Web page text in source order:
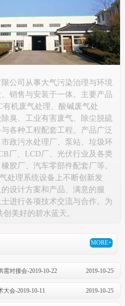
司从事大气污染治理与环境
销售与安装于一体。主要产品
机废气处理、酸碱废气处
臭、工业有害废气、除尘脱硫
各种工程配套工程。产品广泛
政污水处理厂、泵站、垃圾环
厂、LCD厂、光伏行业及各类
胶厂、汽车零部件配套厂等。
理系统设备上不断创新发
设计方案和产品、满意的服
进行各项技术交流与合作。为
美好的碧水蓝天。
MORE+
需对接会-2019-10-22 2019-10-25
会-2019-10-11 2019-10-25